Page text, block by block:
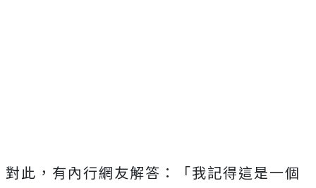
對此，有內行網友解答：「我記得這是一個